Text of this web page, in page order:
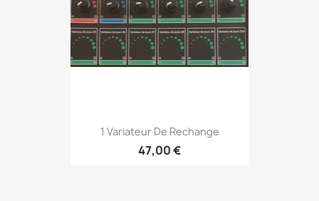
1 Variateur De Rechange
47,00 €